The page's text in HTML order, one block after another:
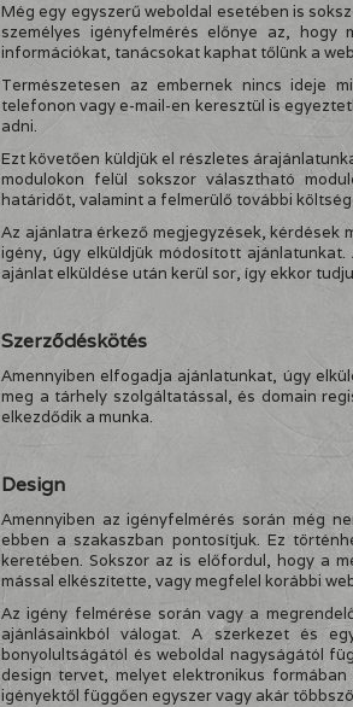
Még egy egyszerű weboldal esetében is
személyes igényfelmérés előnye az,
információkat, tanácsokat kaphat tőlünk a
Természetesen az embernek nincs ideje
telefonon vagy e-mail-en keresztül is
adni.
Ezt követően küldjük el részletes
modulokon felül sokszor választható
határidőt, valamint a felmerülő további
Az ajánlatra érkező megjegyzések,
igény, úgy elküldjük módosított
ajánlat elküldése után kerül sor, így ekkor
Szerződéskötés
Amennyiben elfogadja ajánlatunkat, úgy
meg a tárhely szolgáltatással, és domain
elkezdődik a munka.
Design
Amennyiben az igényfelmérés során még
ebben a szakaszban pontosítjuk. Ez
keretében. Sokszor az is előfordul, hogy a
mással elkészítette, vagy megfelel korábbi
Az igény felmérése során vagy a
ajánlásainkból válogat. A szerkezet és
bonyolultságától és weboldal nagyságától
design tervet, melyet elektronikus
igényektől függően egyszer vagy akár